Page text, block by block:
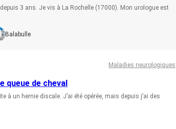
3 ans. Je vis à La Rochelle (17000). Mon urologue est
Balabulle
Maladies neurologiques
queue de cheval
à un hernie discale. J’ai été opérée, mais depuis j’ai des